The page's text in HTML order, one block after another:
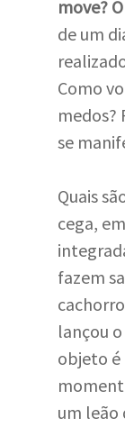
move?
de um
Como
medos?
se
Quais
cega,
fazem
lançou
objeto é
um leão